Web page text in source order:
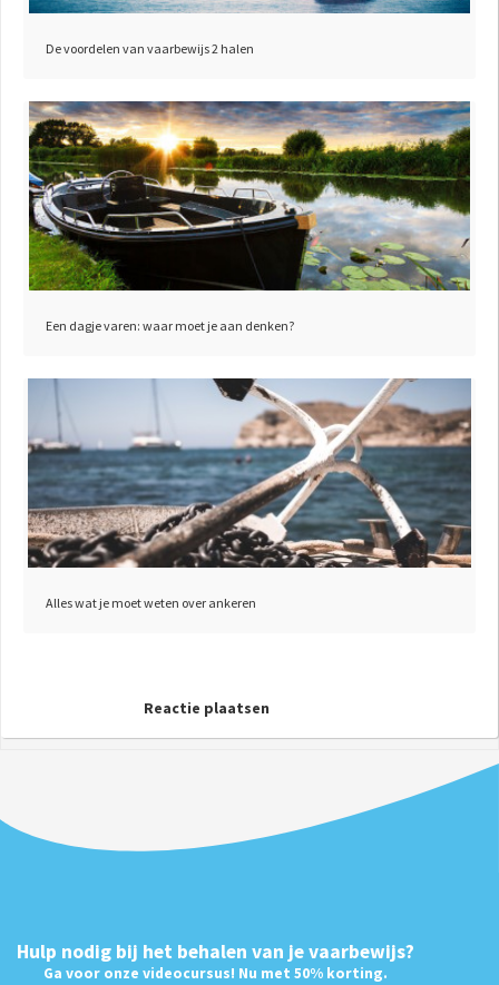
De voordelen van vaarbewijs 2 halen
Een dagje varen: waar moet je aan denken?
Alles wat je moet weten over ankeren
Reactie plaatsen
Hulp nodig bij het behalen van je vaarbewijs?
Ga voor onze videocursus! Nu met 50% korting.